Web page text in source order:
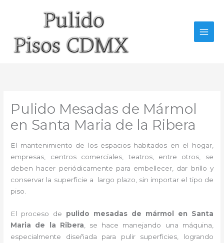
Pulido Mesadas de Mármol
en Santa Maria de la Ribera
El mantenimiento de los espacios habitados en el hogar,
empresas, centros comerciales, teatros, entre otros, se
deben hacer periódicamente para embellecer, dar brillo y
conservar la superficie a largo plazo, sin importar el tipo de
piso.
El proceso de pulido mesadas de mármol en Santa
Maria de la Ribera , se hace manejando una máquina,
especialmente diseñada para pulir superficies, logrando